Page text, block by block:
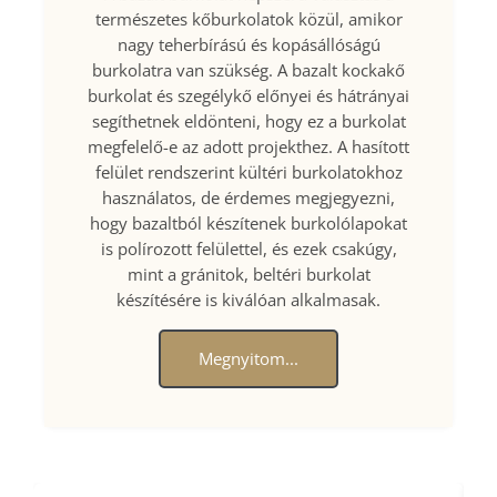
természetes kőburkolatok közül, amikor
nagy teherbírású és kopásállóságú
burkolatra van szükség. A bazalt kockakő
burkolat és szegélykő előnyei és hátrányai
segíthetnek eldönteni, hogy ez a burkolat
megfelelő-e az adott projekthez. A hasított
felület rendszerint kültéri burkolatokhoz
használatos, de érdemes megjegyezni,
hogy bazaltból készítenek burkolólapokat
is polírozott felülettel, és ezek csakúgy,
mint a gránitok, beltéri burkolat
készítésére is kiválóan alkalmasak.
Megnyitom...